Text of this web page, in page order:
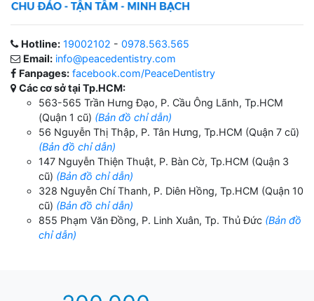
Hotline: 19002102 - 0978.563.565
Email: info@peacedentistry.com
Fanpages: facebook.com/PeaceDentistry
Các cơ sở tại Tp.HCM:
563-565 Trần Hưng Đạo, P. Cầu Ông Lãnh, Tp.HCM
(Quận 1 cũ) (Bản đồ chỉ dẫn)
56 Nguyễn Thị Thập, P. Tân Hưng, Tp.HCM (Quận 7 cũ)
(Bản đồ chỉ dẫn)
147 Nguyễn Thiện Thuật, P. Bàn Cờ, Tp.HCM (Quận 3
cũ) (Bản đồ chỉ dẫn)
328 Nguyễn Chí Thanh, P. Diên Hồng, Tp.HCM (Quận 10
cũ) (Bản đồ chỉ dẫn)
855 Phạm Văn Đồng, P. Linh Xuân, Tp. Thủ Đức (Bản đồ
chỉ dẫn)